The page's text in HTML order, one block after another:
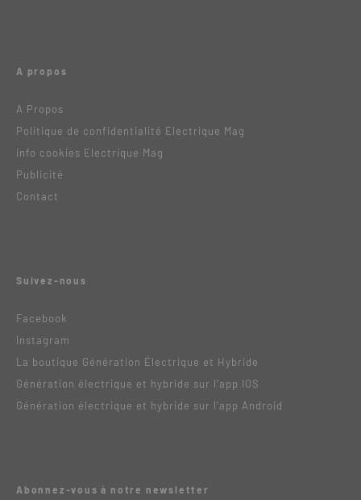
A propos
A Propos
Politique de confidentialité Electrique Mag
info cookies Electrique Mag
Publicité
Contact
Suivez-nous
Facebook
Instagram
La boutique Génération Électrique et Hybride
Génération électrique et hybride sur l’app IOS
Génération électrique et hybride sur l’app Android
Abonnez-vous à notre newsletter